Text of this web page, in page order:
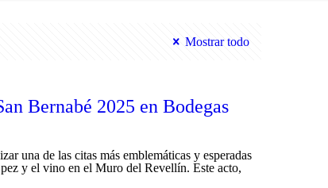
Mostrar todo
Bernabé 2025 en Bodegas
una de las citas más emblemáticas y esperadas
y el vino en el Muro del Revellín. Este acto,